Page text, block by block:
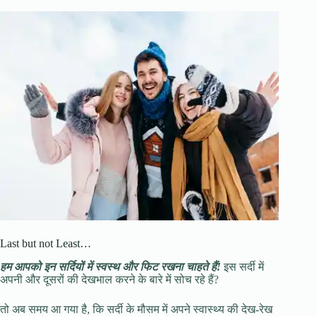
Last but not Least…
हम आपको इन सर्दियों में स्वस्थ और फिट रखना चाहते हैं!इस सर्दी में
अपनी और दूसरों की देखभाल करने के बारे में सोच रहे हैं?
तो अब समय आ गया है, कि सर्दी के मौसम में अपने स्वास्थ्य की देख-रेख